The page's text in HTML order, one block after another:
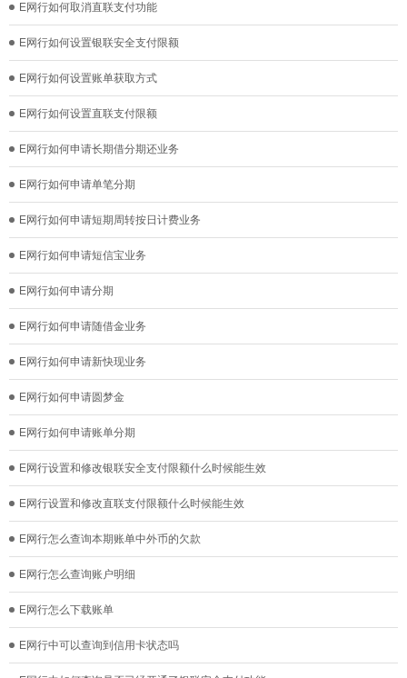
E网行如何取消直联支付功能
E网行如何设置银联安全支付限额
E网行如何设置账单获取方式
E网行如何设置直联支付限额
E网行如何申请长期借分期还业务
E网行如何申请单笔分期
E网行如何申请短期周转按日计费业务
E网行如何申请短信宝业务
E网行如何申请分期
E网行如何申请随借金业务
E网行如何申请新快现业务
E网行如何申请圆梦金
E网行如何申请账单分期
E网行设置和修改银联安全支付限额什么时候能生效
E网行设置和修改直联支付限额什么时候能生效
E网行怎么查询本期账单中外币的欠款
E网行怎么查询账户明细
E网行怎么下载账单
E网行中可以查询到信用卡状态吗